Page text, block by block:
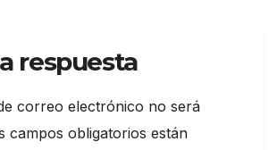
respuesta
correo electrónico no será
campos obligatorios están